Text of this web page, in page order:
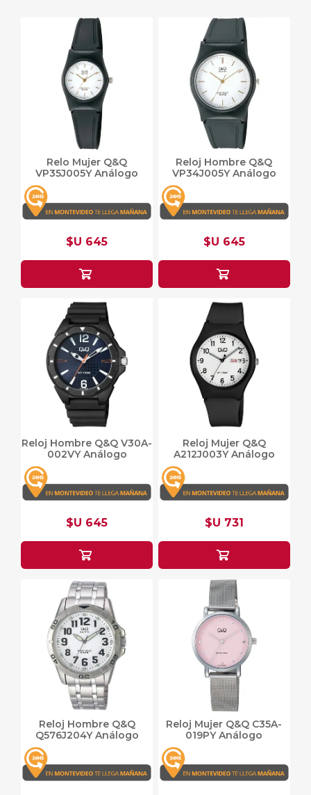
Relo Mujer Q&Q
VP35J005Y Análogo
$U 645
Reloj Hombre Q&Q
VP34J005Y Análogo
$U 645
Reloj Hombre Q&Q V30A-
002VY Análogo
$U 645
Reloj Mujer Q&Q
A212J003Y Análogo
$U 731
Reloj Hombre Q&Q
Q576J204Y Análogo
Reloj Mujer Q&Q C35A-
019PY Análogo